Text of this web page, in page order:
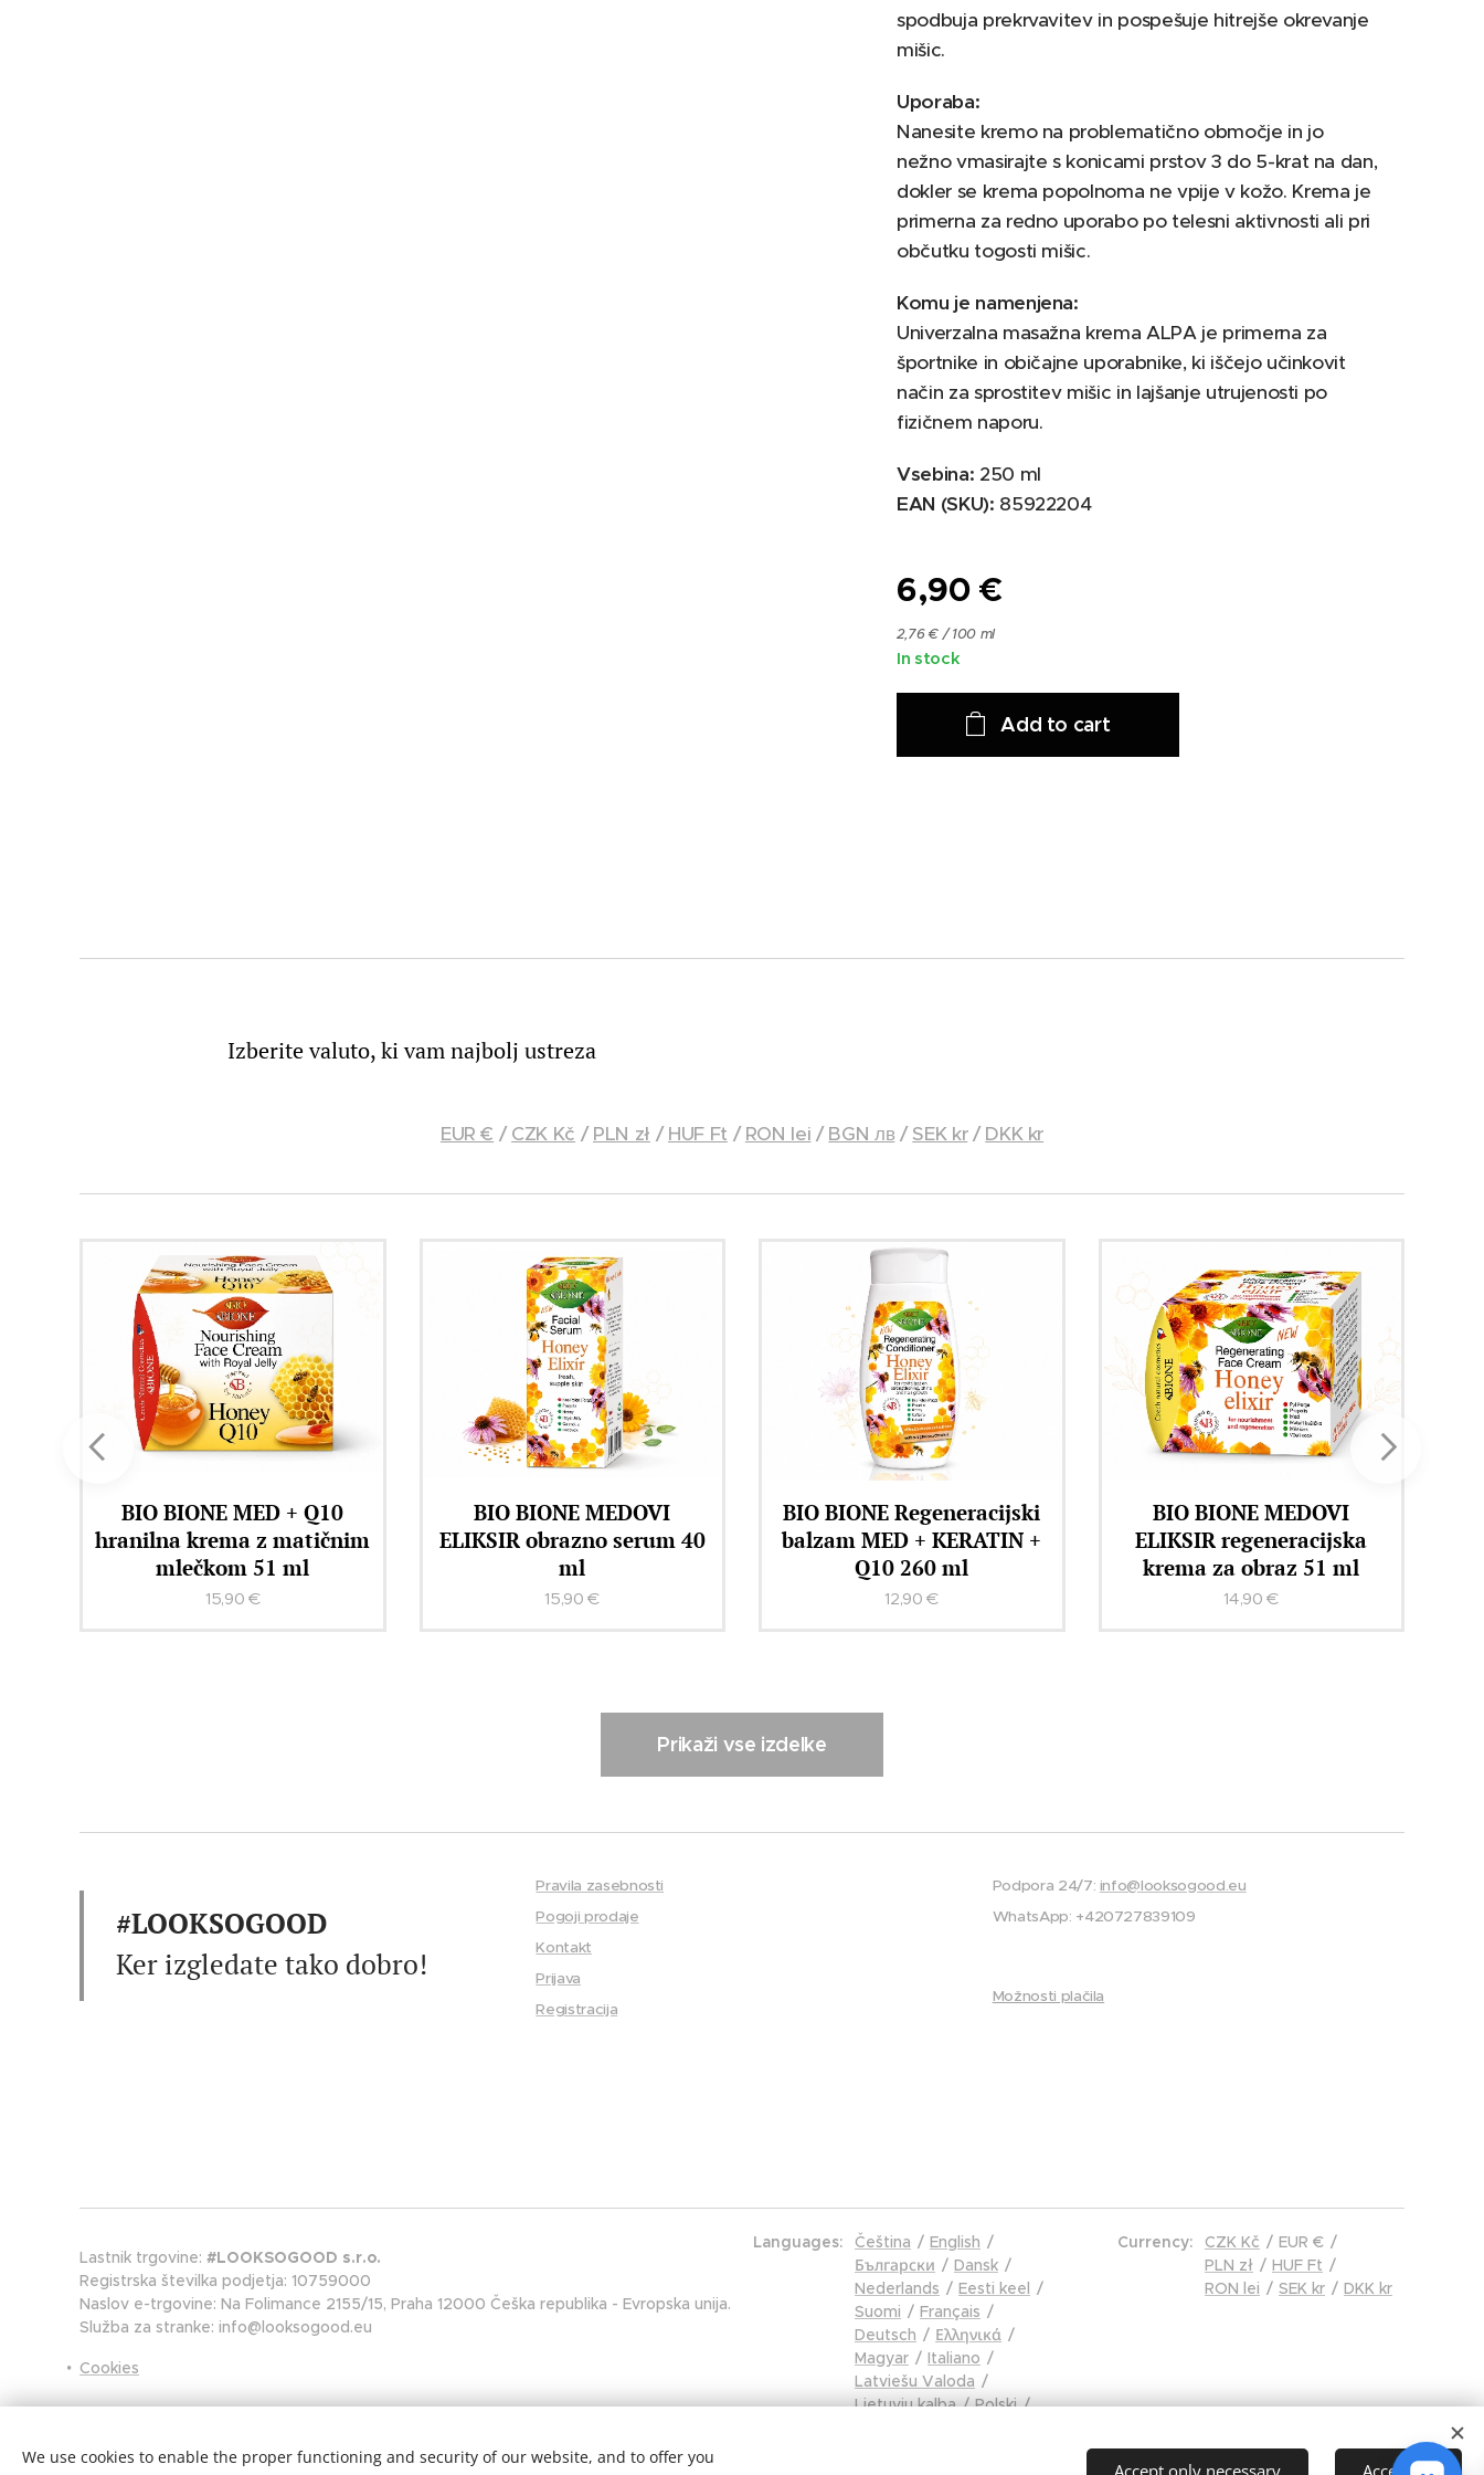
spodbuja prekrvavitev in pospešuje hitrejše okrevanje
mišic.
Uporaba:
Nanesite kremo na problematično območje in jo
nežno vmasirajte s konicami prstov 3 do 5-krat na dan,
dokler se krema popolnoma ne vpije v kožo. Krema je
primerna za redno uporabo po telesni aktivnosti ali pri
občutku togosti mišic.
Komu je namenjena:
Univerzalna masažna krema ALPA je primerna za
športnike in običajne uporabnike, ki iščejo učinkovit
način za sprostitev mišic in lajšanje utrujenosti po
fizičnem naporu.
Vsebina: 250 ml
EAN (SKU): 85922204
6,90 €
2,76 € / 100 ml
In stock
Add to cart
Izberite valuto, ki vam najbolj ustreza
EUR € /CZK Kč /PLN zł /HUF Ft /RON lei /BGN лв /SEK kr/DKK kr
BIO BIONE MED + Q10
hranilna krema z matičnim
mlečkom 51 ml
15,90 €
BIO BIONE MEDOVI
ELIKSIR obrazno serum 40
ml
15,90 €
BIO BIONE Regeneracijski
balzam MED + KERATIN +
Q10 260 ml
12,90 €
BIO BIONE MEDOVI
ELIKSIR regeneracijska
krema za obraz 51 ml
14,90 €
Prikaži vse izdelke
#LOOKSOGOOD
Ker izgledate tako dobro!
Pravila zasebnosti
Pogoji prodaje
Kontakt
Prijava
Registracija
Podpora 24/7: info@looksogood.eu
WhatsApp: +420727839109
Možnosti plačila
Lastnik trgovine: #LOOKSOGOOD s.r.o.
Registrska številka podjetja: 10759000
Naslov e-trgovine: Na Folimance 2155/15, Praha 12000 Češka republika - Evropska unija.
Služba za stranke: info@looksogood.eu
Cookies
Languages Čeština
English
Български
Dansk
Nederlands
Eesti keel
Suomi
Français
Deutsch
Ελληνικά
Magyar
Italiano
Latviešu Valoda
Lietuvių kalba
Polski
Currency CZK Kč
EUR €
PLN zł
HUF Ft
RON lei
SEK kr DKK kr
We use cookies to enable the proper functioning and security of our website, and to offer you
Accept only necessary Accept all